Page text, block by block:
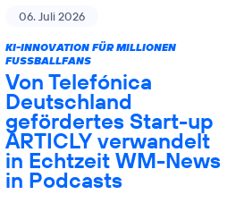
06. Juli 2026
KI-INNOVATION FÜR MILLIONEN
FUSSBALLFANS
Von Telefónica
Deutschland
gefördertes Start-up
ARTICLY verwandelt
in Echtzeit WM-News
in Podcasts